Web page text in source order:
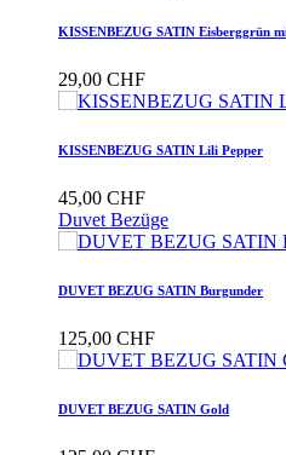
KISSENBEZUG SATIN Eisberggrün
29,00 CHF
KISSENBEZUG SATIN Lili Pepper
45,00 CHF
Duvet Bezüge
DUVET BEZUG SATIN Burgunder
125,00 CHF
DUVET BEZUG SATIN Gold